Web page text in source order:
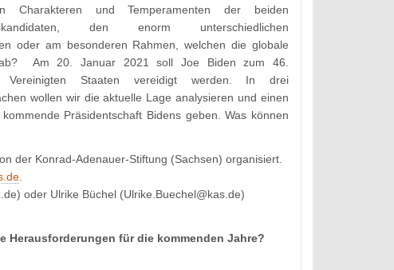
Charakteren und Temperamenten der beiden
den enorm unterschiedlichen
oder am besonderen Rahmen, welchen die globale
Am 20. Januar 2021 soll Joe Biden zum 46.
Vereinigten Staaten vereidigt werden. In drei
wollen wir die aktuelle Lage analysieren und einen
Präsidentschaft Bidens geben. Was können
der Konrad-Adenauer-Stiftung (Sachsen) organisiert.
oder Ulrike Büchel (Ulrike.Buechel@kas.de)
Herausforderungen für die kommenden Jahre?